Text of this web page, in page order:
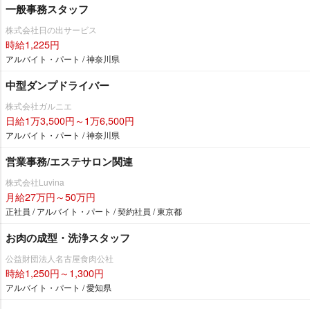
一般事務スタッフ
株式会社日の出サービス
時給1,225円
アルバイト・パート / 神奈川県
中型ダンプドライバー
株式会社ガルニエ
日給1万3,500円～1万6,500円
アルバイト・パート / 神奈川県
営業事務/エステサロン関連
株式会社Luvina
月給27万円～50万円
正社員 / アルバイト・パート / 契約社員 / 東京都
お肉の成型・洗浄スタッフ
公益財団法人名古屋食肉公社
時給1,250円～1,300円
アルバイト・パート / 愛知県